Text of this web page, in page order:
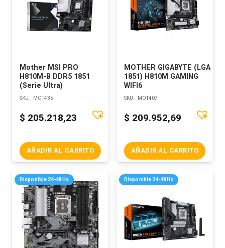
Mother MSI PRO
H810M-B DDR5 1851
(Serie Ultra)
SKU: MOT435
$ 205.218,23
AÑADIR AL CARRITO
MOTHER GIGABYTE (LGA
1851) H810M GAMING
WIFI6
SKU: MOT407
$ 209.952,69
AÑADIR AL CARRITO
Disponible 24-48Hs Disponible 24-48Hs